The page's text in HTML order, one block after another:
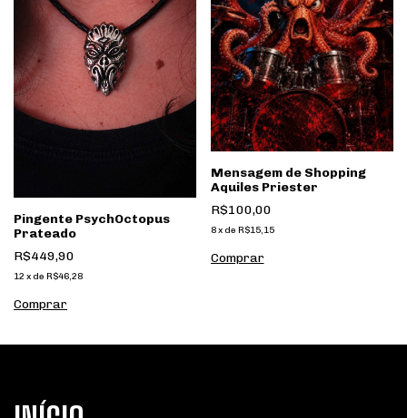
Pingente PsychOctopus
Prateado
R$449,90
12 x de R$46,28
Mensagem de Shopping
Aquiles Priester
R$100,00
8 x de R$15,15